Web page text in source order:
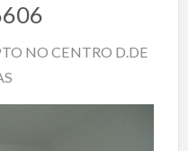
NO CENTRO D.DE